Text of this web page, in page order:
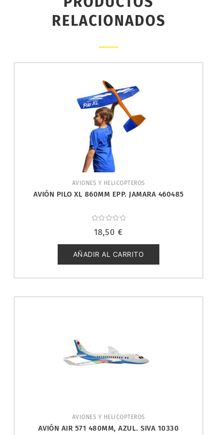
RELACIONADOS
AVIONES Y HELICOPTEROS
AVIÓN PILO XL 860MM EPP. JAMARA 460485
con
de
5
18,50 €
AÑADIR AL CARRITO
AVIONES Y HELICOPTEROS
AVIÓN AIR 571 480MM, AZUL. SIVA 10330